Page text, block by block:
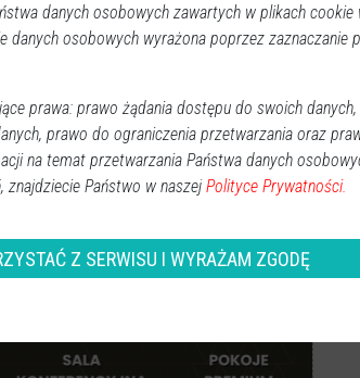
z powodu rażącego
Miejskiej Policji w Ostrołęce.
danych osobowych zawartych w plikach cookie
danych osobowych wyrażona poprzez zaznaczanie
prawa: prawo żądania dostępu do swoich
prawo do ograniczenia przetwarzania oraz
na temat przetwarzania Państwa danych
znajdziecie Państwo w naszej Polityce Prywatności.
Z SERWISU I WYRAŻAM ZGODĘ